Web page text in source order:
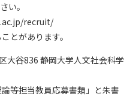
い。
recruit/
とがあります。
大谷836 静岡大学人文社会科学
等担当教員応募書類」と朱書